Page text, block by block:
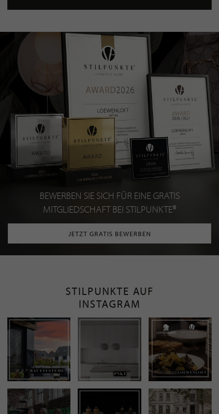
BEWERBEN SIE SICH FÜR EINE GRATIS
MITGLIEDSCHAFT BEI STILPUNKTE®
JETZT GRATIS BEWERBEN
STILPUNKTE AUF
INSTAGRAM